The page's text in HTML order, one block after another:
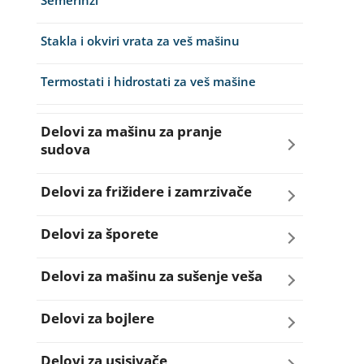
Stakla i okviri vrata za veš mašinu
Termostati i hidrostati za veš mašine
Delovi za mašinu za pranje
sudova
Creva za sudo mašine
Dihtunzi za sudo mašine
Elektroventili za sudo mašine
Filteri za sudo mašine
Delovi za frižidere i zamrzivače
Aqua filteri za frižidere
Dihtunzi za frižidere i zamrzivače
Elektronika za frižidere i zamrzivače
Kompresori za frižidere i zamrzivače
Delovi za šporete
Dihtunzi za šporete
Dugmad za šporete
Grejači za šporete
Delovi za mašinu za sušenje veša
Dihtunzi mašine za sušenje veša
Elektronika mašine za sušenje veša
Delovi za bojlere
Grejači za bojlere